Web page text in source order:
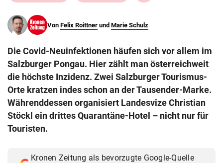
search
eingeben
© Krone Multimedia GmbH & Co KG 2026
Muthgasse 2, 1190 Wien
Von Felix Roittner und Marie Schulz
Die Covid-Neuinfektionen häufen sich vor allem im
Salzburger Pongau. Hier zählt man österreichweit
die höchste Inzidenz. Zwei Salzburger Tourismus-
Orte kratzen indes schon an der Tausender-Marke.
Währenddessen organisiert Landesvize Christian
Stöckl ein drittes Quarantäne-Hotel – nicht nur für
Touristen.
Kronen Zeitung als bevorzugte Google-Quelle